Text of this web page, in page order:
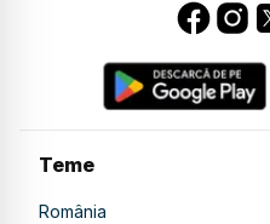
Teme
România